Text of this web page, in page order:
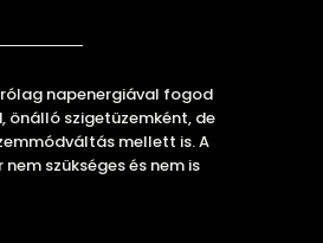
napenergiával fogod
önálló szigetüzemként, de
mellett is. A
szükséges és nem is